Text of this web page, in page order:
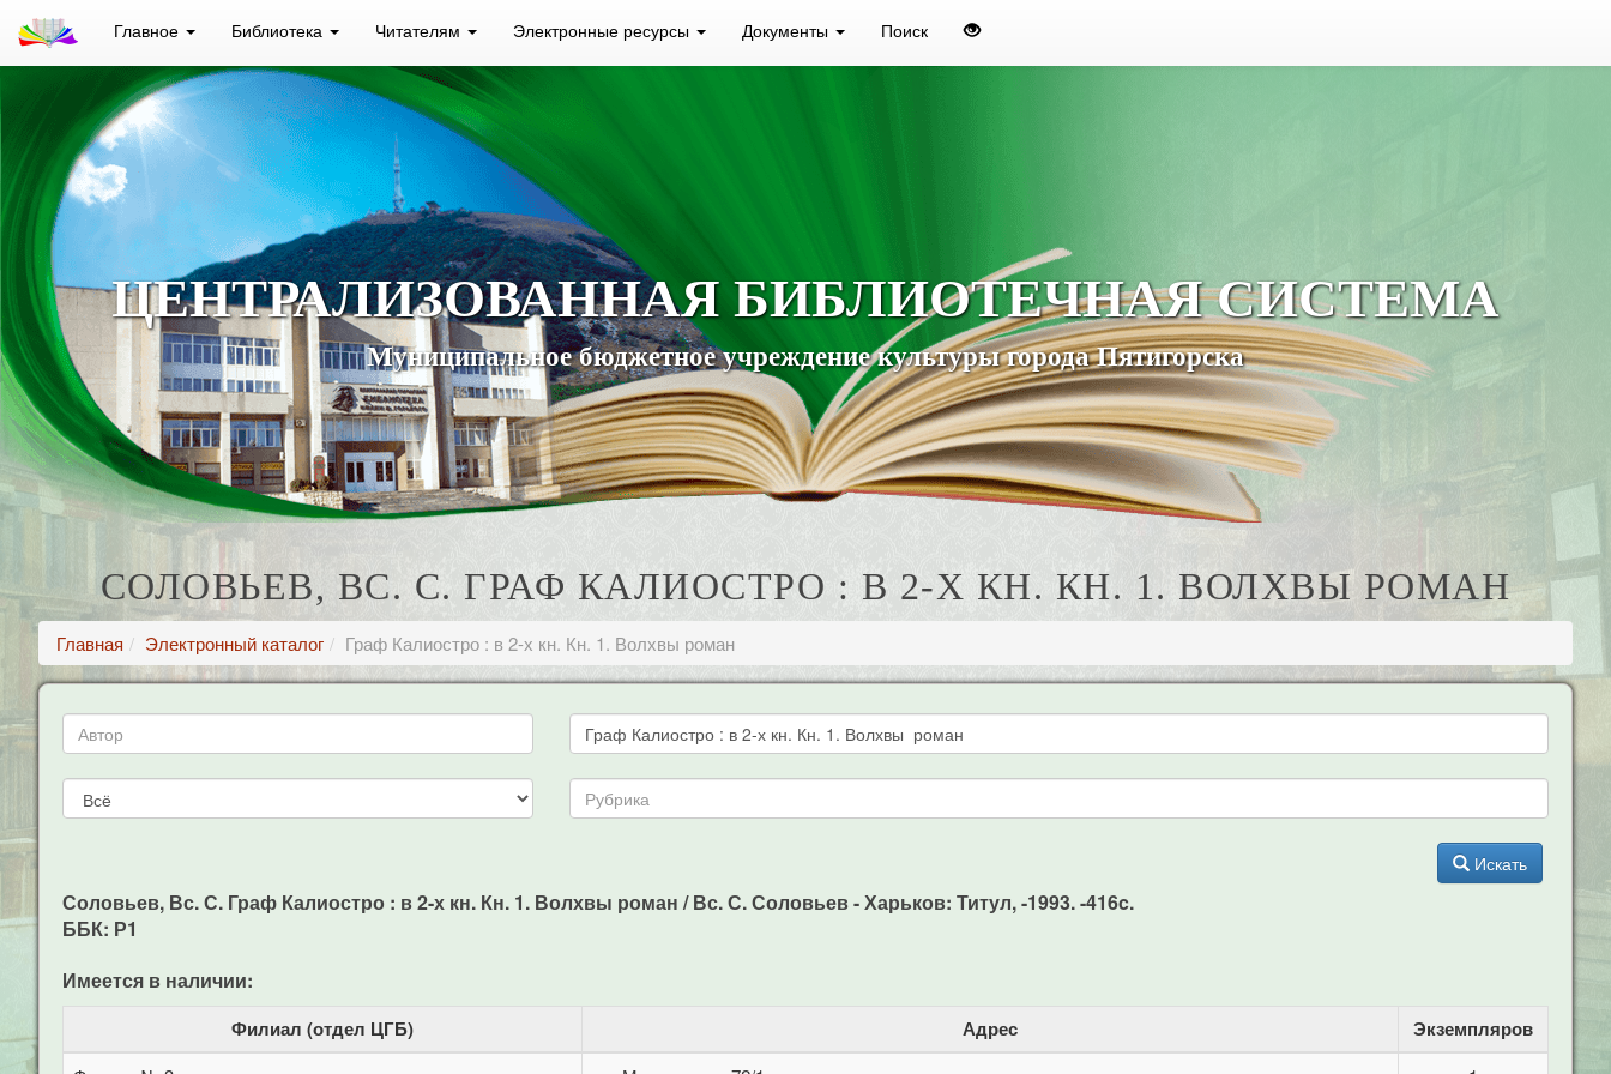
Главное Библиотека Читателям Электронные ресурсы Документы Поиск
ЦЕНТРАЛИЗОВАННАЯ БИБЛИОТЕЧНАЯ СИСТЕМА
Муниципальное бюджетное учреждение культуры города Пятигорска
СОЛОВЬЕВ, ВС. С. ГРАФ КАЛИОСТРО : В 2-Х КН. КН. 1. ВОЛХВЫ РОМАН
Главная Электронный каталог Граф Калиостро : в 2-х кн. Кн. 1. Волхвы роман
Искать
Соловьев, Вс. С. Граф Калиостро : в 2-х кн. Кн. 1. Волхвы роман / Вс. С. Соловьев - Харьков: Титул, -1993. -416c.
ББК: Р1
Имеется в наличии:
Филиал (отдел ЦГБ) Адрес Экземпляров